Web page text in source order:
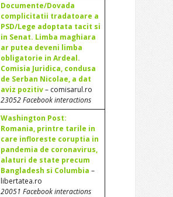
Documente/Dovada
complicitatii tradatoare a
PSD/Lege adoptata tacit si
in Senat. Limba maghiara
ar putea deveni limba
obligatorie in Ardeal.
Comisia Juridica, condusa
de Serban Nicolae, a dat
aviz pozitiv– comisarul.ro
23052 Facebook interactions
Washington Post:
Romania, printre tarile in
care infloreste coruptia in
pandemia de coronavirus,
alaturi de state precum
Bangladesh si Columbia –
libertatea.ro
20051 Facebook interactions